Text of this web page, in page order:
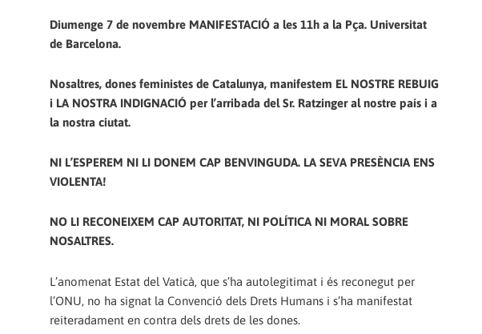
Diumenge 7 de novembre MANIFESTACIÓ a les 11h a la Pça. Universitat
de Barcelona.
Nosaltres, dones feministes de Catalunya, manifestem EL NOSTRE REBUIG
i LA NOSTRA INDIGNACIÓ per l’arribada del Sr. Ratzinger al nostre país i a
la nostra ciutat.
NI L’ESPEREM NI LI DONEM CAP BENVINGUDA. LA SEVA PRESÈNCIA ENS
VIOLENTA!
NO LI RECONEIXEM CAP AUTORITAT, NI POLÍTICA NI MORAL SOBRE
NOSALTRES.
L’anomenat Estat del Vaticà, que s’ha autolegitimat i és reconegut per
l’ONU, no ha signat la Convenció dels Drets Humans i s’ha manifestat
reiteradament en contra dels drets de les dones.